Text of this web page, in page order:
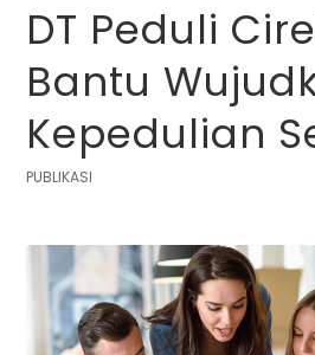
DT Peduli
Bantu
Kepedulian
PUBLIKASI